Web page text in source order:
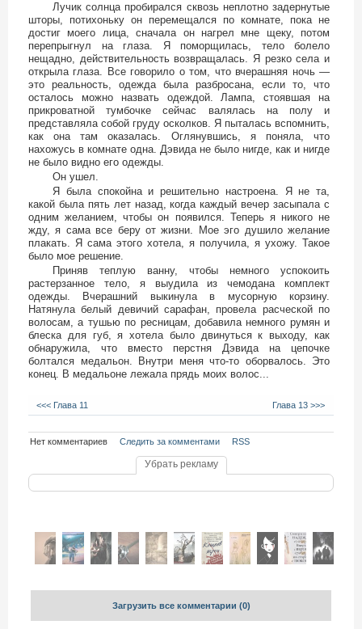
Лучик солнца пробирался сквозь неплотно задернутые
шторы, потихоньку он перемещался по комнате, пока не
достиг моего лица, сначала он нагрел мне щеку, потом
перепрыгнул на глаза. Я поморщилась, тело болело
нещадно, действительность возвращалась. Я резко села и
открыла глаза. Все говорило о том, что вчерашняя ночь —
это реальность, одежда была разбросана, если то, что
осталось можно назвать одеждой. Лампа, стоявшая на
прикроватной тумбочке сейчас валялась на полу и
представляла собой груду осколков. Я пыталась вспомнить,
как она там оказалась. Оглянувшись, я поняла, что
нахожусь в комнате одна. Дэвида не было нигде, как и нигде
не было видно его одежды.
Он ушел.
Я была спокойна и решительно настроена. Я не та,
какой была пять лет назад, когда каждый вечер засыпала с
одним желанием, чтобы он появился. Теперь я никого не
жду, я сама все беру от жизни. Мое эго душило желание
плакать. Я сама этого хотела, я получила, я ухожу. Такое
было мое решение.
Приняв теплую ванну, чтобы немного успокоить
растерзанное тело, я выудила из чемодана комплект
одежды. Вчерашний выкинула в мусорную корзину.
Натянула белый девичий сарафан, провела расческой по
волосам, а тушью по ресницам, добавила немного румян и
блеска для губ, я хотела было двинуться к выходу, как
обнаружила, что вместо перстня Дэвида на цепочке
болтался медальон. Внутри меня что-то оборвалось. Это
конец. В медальоне лежала прядь моих волос...
<<< Глава 11 Глава 13 >>>
Нет комментариев Следить за комментами RSS
Убрать рекламу
Загрузить все комментарии (0)